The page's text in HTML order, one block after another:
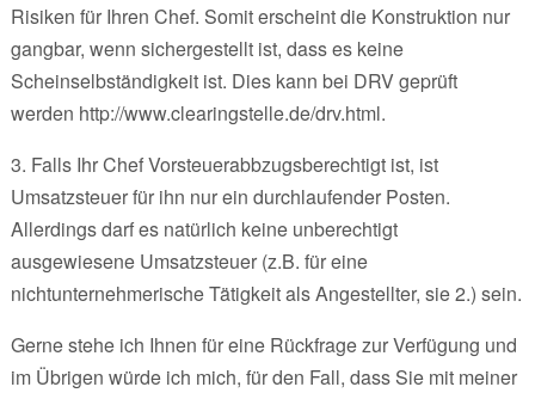
Risiken für Ihren Chef. Somit erscheint die Konstruktion nur
gangbar, wenn sichergestellt ist, dass es keine
Scheinselbständigkeit ist. Dies kann bei DRV geprüft
werden http://www.clearingstelle.de/drv.html.
3. Falls Ihr Chef Vorsteuerabbzugsberechtigt ist, ist
Umsatzsteuer für ihn nur ein durchlaufender Posten.
Allerdings darf es natürlich keine unberechtigt
ausgewiesene Umsatzsteuer (z.B. für eine
nichtunternehmerische Tätigkeit als Angestellter, sie 2.) sein.
Gerne stehe ich Ihnen für eine Rückfrage zur Verfügung und
im Übrigen würde ich mich, für den Fall, dass Sie mit meiner